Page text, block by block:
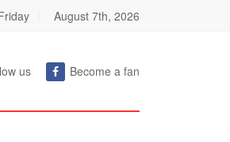
August 7th, 2026
us Become a fan